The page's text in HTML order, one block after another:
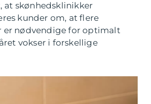
at skønhedsklinikker
kunder om, at flere
er nødvendige for optimalt
vokser i forskellige